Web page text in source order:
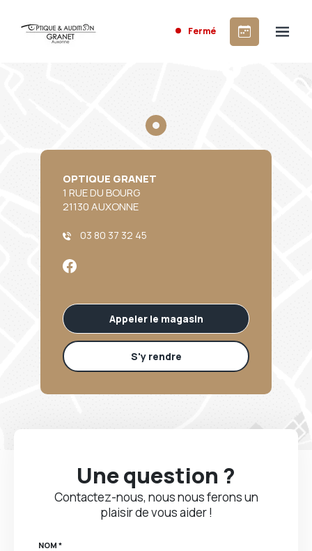
Fermé
OPTIQUE GRANET
1 RUE DU BOURG
21130 AUXONNE
03 80 37 32 45
Appeler le magasin
S'y rendre
Une question ?
Contactez-nous, nous nous ferons un
plaisir de vous aider !
NOM *